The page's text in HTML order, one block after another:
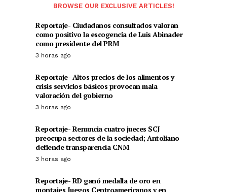
BROWSE OUR EXCLUSIVE ARTICLES!
Reportaje- Ciudadanos consultados valoran
como positivo la escogencia de Luis Abinader
como presidente del PRM
3 horas ago
Reportaje- Altos precios de los alimentos y
crisis servicios básicos provocan mala
valoración del gobierno
3 horas ago
Reportaje- Renuncia cuatro jueces SCJ
preocupa sectores de la sociedad; Antoliano
defiende transparencia CNM
3 horas ago
Reportaje- RD ganó medalla de oro en
montajes Juegos Centroamericanos y en